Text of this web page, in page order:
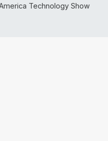
Technology Show